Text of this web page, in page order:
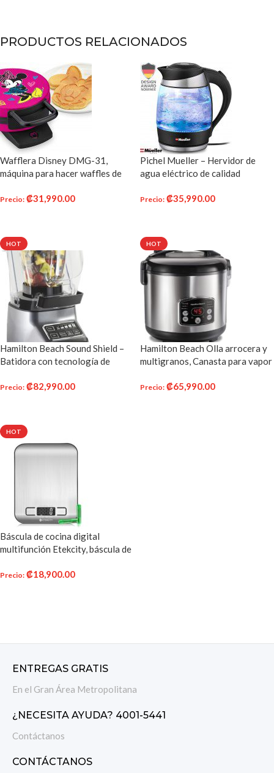
PRODUCTOS RELACIONADOS
Wafflera Disney DMG-31,
máquina para hacer waffles de
Precio: ₡31,990.00
Pichel Mueller – Hervidor de
agua eléctrico de calidad
tecnología SpeedBoil,
Precio: ₡35,990.00
HOT
Hamilton Beach Sound Shield –
Batidora con tecnología de
Precio: ₡82,990.00
HOT
Hamilton Beach Olla arrocera y
multigranos, Canasta para vapor
Precio: ₡65,990.00
HOT
Báscula de cocina digital
multifunción Etekcity, báscula de
inoxidable
Precio: ₡18,900.00
ENTREGAS GRATIS
En el Gran Área Metropolitana
¿NECESITA AYUDA? 4001-5441
Contáctanos
CONTÁCTANOS